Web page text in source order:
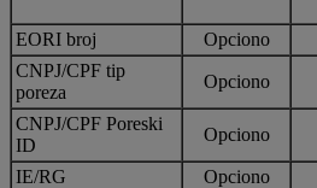
EORI broj Opciono
CNPJ/CPF tip
poreza
Opciono
CNPJ/CPF Poreski
ID
Opciono
IE/RG Opciono